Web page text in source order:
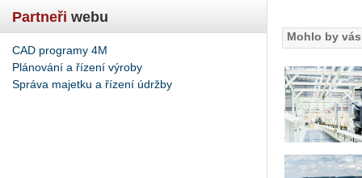
Partneři webu
CAD programy 4M
Plánování a řízení výroby
Správa majetku a řízení údržby
Mohlo by